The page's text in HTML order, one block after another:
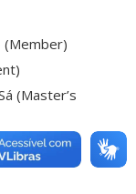
(Member)
(Master’s